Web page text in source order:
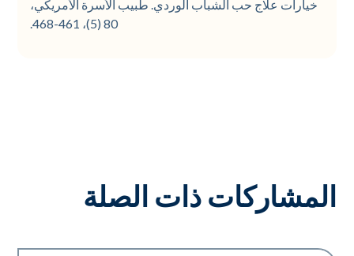
خيارات علاج حب الشباب الوردي. طبيب الأسرة الأمريكي،
80 (5)، 461-468.
المشاركات ذات الصلة